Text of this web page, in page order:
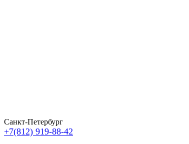
Санкт-Петербург
+7(812) 919-88-42